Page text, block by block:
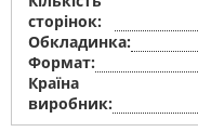
сторінок:
Обкладинка:
Формат:
Країна
виробник: